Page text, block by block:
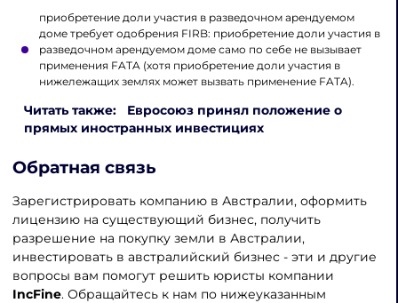
приобретение доли участия в разведочном арендуемом
доме требует одобрения FIRB: приобретение доли участия в
разведочном арендуемом доме само по себе не вызывает
применения FATA (хотя приобретение доли участия в
нижележащих землях может вызвать применение FATA).
Читать также: Евросоюз принял положение о
прямых иностранных инвестициях
Обратная связь
Зарегистрировать компанию в Австралии, оформить
лицензию на существующий бизнес, получить
разрешение на покупку земли в Австралии,
инвестировать в австралийский бизнес - эти и другие
вопросы вам помогут решить юристы компании
IncFine. Обращайтесь к нам по нижеуказанным